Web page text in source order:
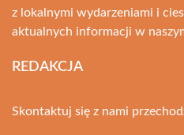
z lokalnymi wydarzeniami i
aktualnych informacji w
REDAKCJA
Skontaktuj się z nami